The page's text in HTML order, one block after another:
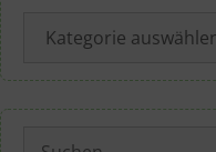
Suchen